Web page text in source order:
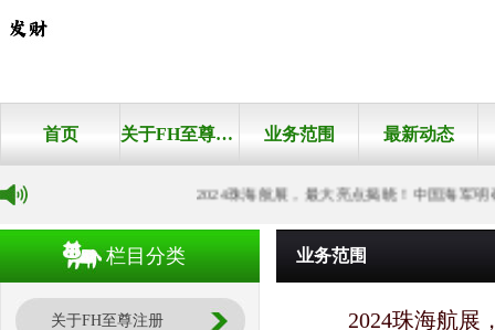
首页 关于FH至尊注册 业务范围 最新动态
2024珠海航展，最大亮点揭晓！中国海军明确
栏目分类
关于FH至尊注册
业务范围
2024珠海航展